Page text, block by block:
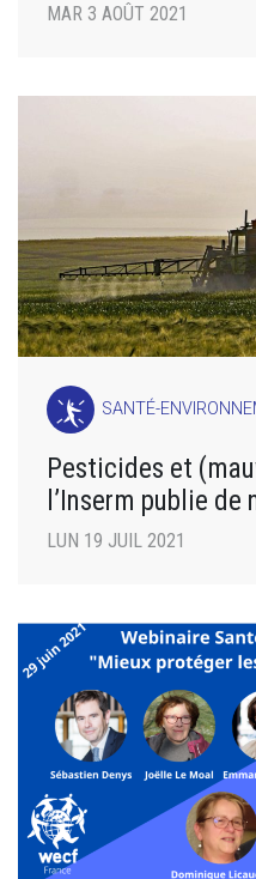
MAR 3 AOÛT 2021
SANTÉ-
Pesticides et
l’Inserm publie
LUN 19 JUIL 2021